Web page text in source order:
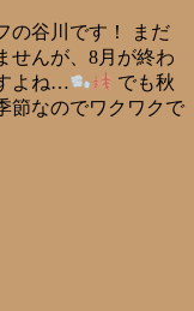
の谷川です！ まだ
せんが、8月が終わ
よね…
でも秋
節なのでワクワクで